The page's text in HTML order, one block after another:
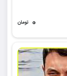
۰ تومان